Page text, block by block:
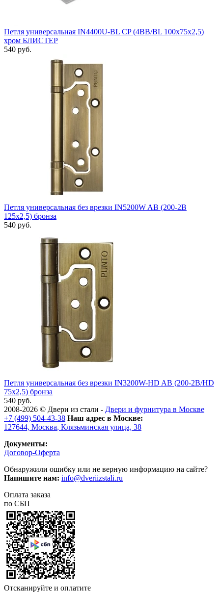
Петля универсальная IN4400U-BL CP (4BB/BL 100x75x2,5)
хром БЛИСТЕР
540 руб.
Петля универсальная без врезки IN5200W AB (200-2B
125x2,5) бронза
540 руб.
Петля универсальная без врезки IN3200W-HD AB (200-2B/HD
75x2,5) бронза
540 руб.
2008-2026 © Двери из стали - Двери и фурнитура в Москве
+7 (499) 504-43-38 Наш адрес в Москве:
127644, Москва, Клязьминская улица, 38
Документы:
Договор-Оферта
Обнаружили ошибку или не верную информацию на сайте?
Напишите нам: info@dveriizstali.ru
Оплата заказа
по СБП
Отсканируйте и оплатите